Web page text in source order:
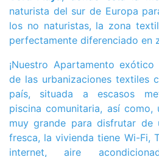
naturista del sur de Europa
los no naturistas, la zona textil
perfectamente diferenciado en
¡Nuestro Apartamento
de las urbanizaciones textiles
país, situada a escasos
piscina comunitaria, así como,
muy grande para disfrutar de
fresca, la vivienda tiene Wi-Fi,
internet, aire